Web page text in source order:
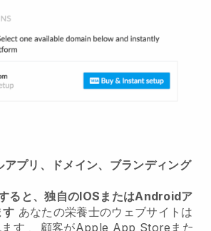
アプリ、ドメイン、ブランディング
ると、独自のIOSまたはAndroidア
す あなたの栄養士のウェブサイトは
す 、顧客がApple App Storeまた